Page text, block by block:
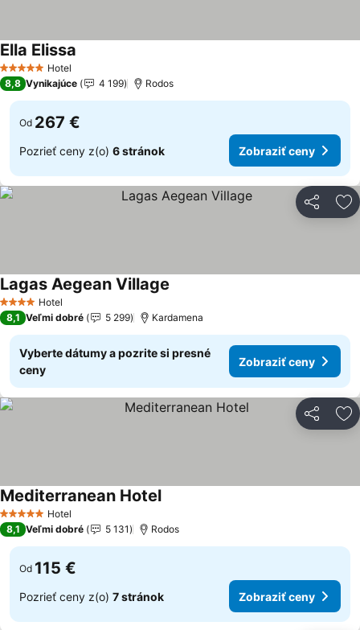
5 Počet hviezdičiek
Hotel
Ella Elissa
8,8 Vynikajúce 4 199 Rodos
Od 267 €
Pozrieť ceny z(o) 6 stránok Zobraziť ceny
Zdieľať
4 Počet hviezdičiek
Hotel
Lagas Aegean Village
8,1 Veľmi dobré 5 299 Kardamena
Vyberte dátumy a pozrite si presné
ceny
Zobraziť ceny
Zdieľať
5 Počet hviezdičiek
Hotel
Mediterranean HotelZobraziť ceny
8,1 Veľmi dobré 5 131 Rodos
Od 115 €
Pozrieť ceny z(o) 7 stránok Zobraziť ceny